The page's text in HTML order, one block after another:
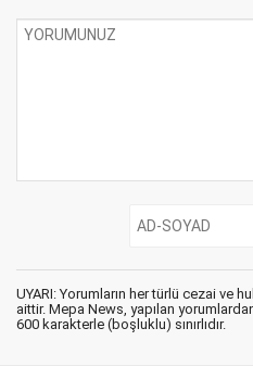
UYARI: Yorumların her türlü cezai ve
aittir. Mepa News, yapılan
600 karakterle (boşluklu) sınırlıdır.